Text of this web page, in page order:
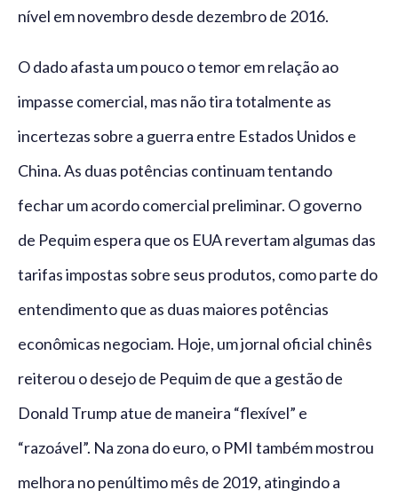
nível em novembro desde dezembro de 2016.
O dado afasta um pouco o temor em relação ao
impasse comercial, mas não tira totalmente as
incertezas sobre a guerra entre Estados Unidos e
China. As duas potências continuam tentando
fechar um acordo comercial preliminar. O governo
de Pequim espera que os EUA revertam algumas das
tarifas impostas sobre seus produtos, como parte do
entendimento que as duas maiores potências
econômicas negociam. Hoje, um jornal oficial chinês
reiterou o desejo de Pequim de que a gestão de
Donald Trump atue de maneira “flexível” e
“razoável”. Na zona do euro, o PMI também mostrou
melhora no penúltimo mês de 2019, atingindo a